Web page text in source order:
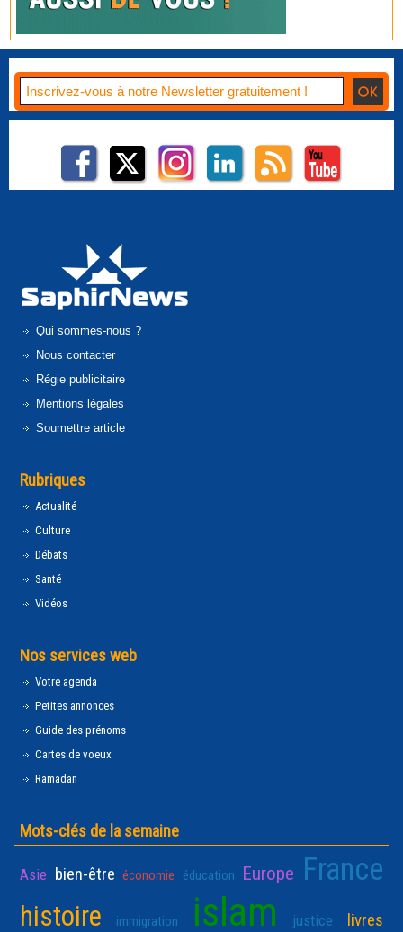
Qui sommes-nous ?
Nous contacter
Régie publicitaire
Mentions légales
Soumettre article
Rubriques
Actualité
Culture
Débats
Santé
Vidéos
Nos services web
Votre agenda
Petites annonces
Guide des prénoms
Cartes de voeux
Ramadan
Mots-clés de la semaine
Asie bien-être économie éducation Europe France
histoire immigration islam justice livres